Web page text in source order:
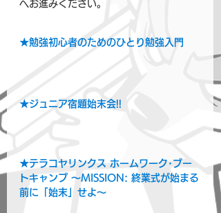
へお進みください。
★勉強初心者のためのひとり勉強入門
★ジュニア宿題始末会!!
★テラコヤリンクス ホームワーク･ブー
トキャンプ ～MISSION: 終業式が始まる
前に「始末」せよ～